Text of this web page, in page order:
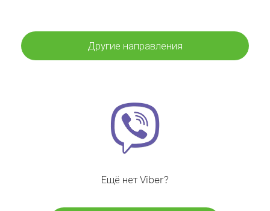
Другие направления
Ещё нет Viber?